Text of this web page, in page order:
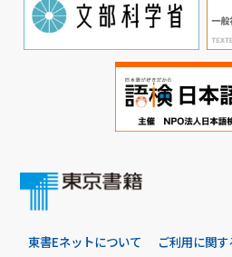
東書Eネットについて ご利用に関